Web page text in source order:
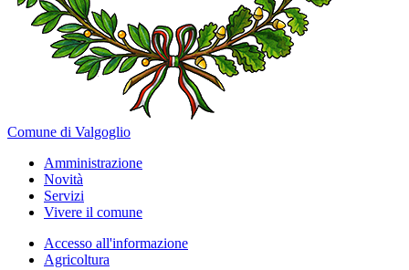
Comune di Valgoglio
Amministrazione
Novità
Servizi
Vivere il comune
Accesso all'informazione
Agricoltura